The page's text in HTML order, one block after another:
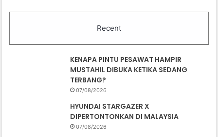
Recent
KENAPA PINTU PESAWAT HAMPIR
MUSTAHIL DIBUKA KETIKA SEDANG
TERBANG?
07/08/2026
HYUNDAI STARGAZER X
DIPERTONTONKAN DI MALAYSIA
07/08/2026